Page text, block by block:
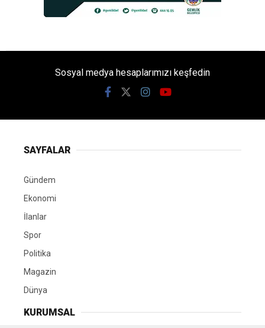
Sosyal medya hesaplarımızı keşfedin
SAYFALAR
Gündem
Ekonomi
İlanlar
Spor
Politika
Magazin
Dünya
KURUMSAL